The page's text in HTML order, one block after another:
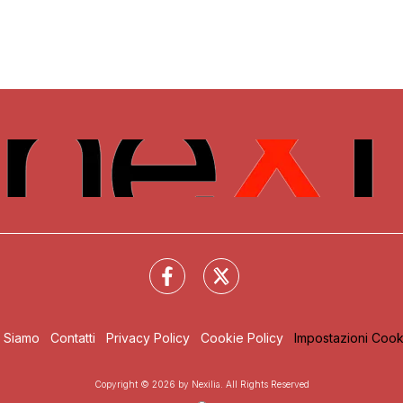
Siamo Contatti Privacy Policy Cookie Policy Impostazioni
Copyright © 2026 by Nexilia. All Rights Reserved